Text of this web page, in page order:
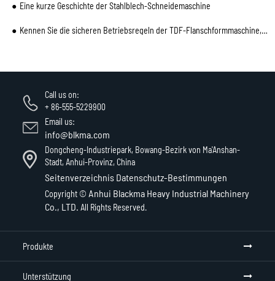
Eine kurze Geschichte der Stahlblech-Schneidemaschine
Kennen Sie die sicheren Betriebsregeln der TDF-Flanschformmaschine, auf die von Experten hingewiesen
Call us on:
+ 86-555-5229900
Email us:
info@blkma.com
Dongcheng-Industriepark, Bowang-Bezirk von Ma'Anshan-
Stadt, Anhui-Provinz, China
Seitenverzeichnis Datenschutz-Bestimmungen
Copyright © Anhui Blackma Heavy Industrial Machinery
Co., LTD. All Rights Reserved.
Produkte
Unterstützung